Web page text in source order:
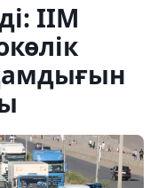
ІІМ